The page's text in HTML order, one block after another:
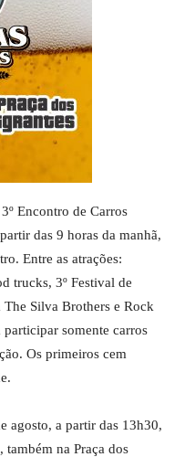
Encontro de Carros
das 9 horas da manhã,
Entre as atrações:
trucks, 3º Festival de
The Silva Brothers e Rock
somente carros
Os primeiros cem
agosto, a partir das 13h30,
também na Praça dos